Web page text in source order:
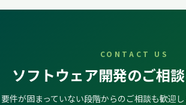
CONTACT US
ソフトウェア開発のご相
要件が固まっていない段階からのご相談も歓迎